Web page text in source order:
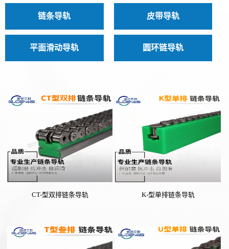
链条导轨 皮带导轨
平面滑动导轨 圆环链导轨
CT-型双排链条导轨 K-型单排链条导轨